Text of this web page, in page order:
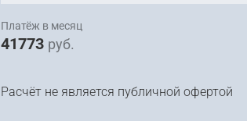
Платёж в месяц
41773 руб.
Расчёт не является публичной офертой